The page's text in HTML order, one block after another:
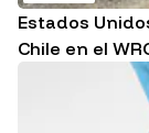
Estados
Chile en el